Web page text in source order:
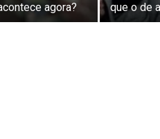
agora?
que o de